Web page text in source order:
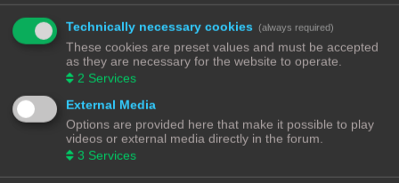
Technically necessary cookies (always required)
These cookies are preset values and must be accepted
as they are necessary for the website to operate.
2 Services
External Media
Options are provided here that make it possible to play
videos or external media directly in the forum.
3 Services